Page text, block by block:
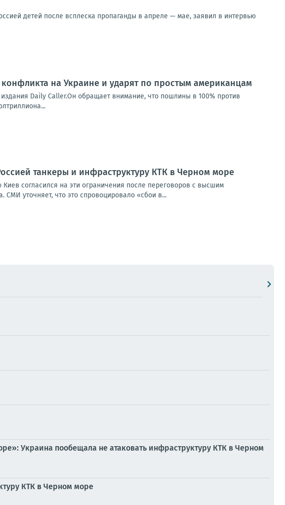
детей после всплеска пропаганды в апреле — мае, заявил в интервью
на Украине и ударят по простым американцам
Daily Caller.Он обращает внимание, что пошлины в 100% против
танкеры и инфраструктуру КТК в Черном море
согласился на эти ограничения после переговоров с высшим
уточняет, что это спровоцировало «сбои в...
Украина пообещала не атаковать инфраструктуру КТК в Черном
КТК в Черном море